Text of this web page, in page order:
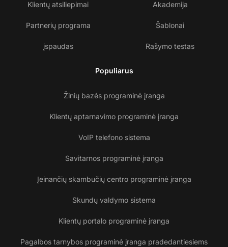
Klientų atsiliepimai
Partnerių programa
įspaudas
Akademija
Šablonai
Rašymo testas
Populiarus
Žinių bazės programinė įranga
Klientų aptarnavimo programinė įranga
VoIP telefono sistema
Savitarnos programinė įranga
Įeinančių skambučių centro programinė įranga
Skundų valdymo sistema
Klientų portalo programinė įranga
Pagalbos tarnybos programinė įranga pradedantiesiems